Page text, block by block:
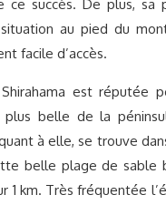
ce succès. De plus, sa
au pied du
facile d’accès.
est réputée
belle de la
à elle, se trouve
belle plage de sable
1 km. Très fréquentée